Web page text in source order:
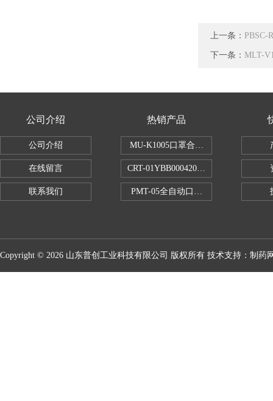
上一条： PBSC-
下一条： MLT-
公司介绍
公司介绍
在线留言
联系我们
热销产品
MU-K1005口罩合成血液穿透试验仪
CRT-01YBB00042005数显式安瓿瓶圆
PMT-05全自动口红折断力测试仪
Copyright © 2026 山东普创工业科技有限公司 版权所有 技术支持： 制药